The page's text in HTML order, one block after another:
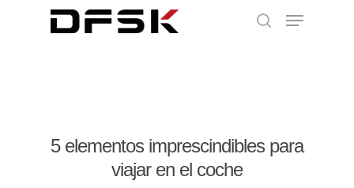
5 elementos imprescindibles para
viajar en el coche